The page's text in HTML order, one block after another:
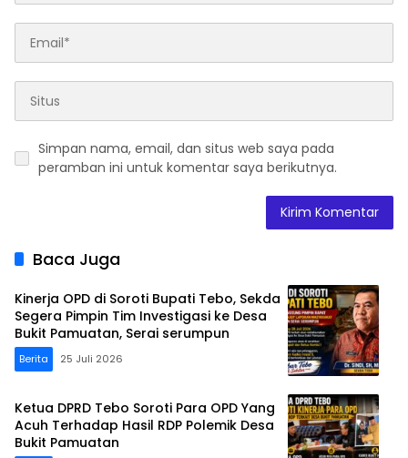
Simpan nama, email, dan situs web saya pada
peramban ini untuk komentar saya berikutnya.
Baca Juga
Kinerja OPD di Soroti Bupati Tebo, Sekda
Segera Pimpin Tim Investigasi ke Desa
Bukit Pamuatan, Serai serumpun
Berita 25 Juli 2026
Ketua DPRD Tebo Soroti Para OPD Yang
Acuh Terhadap Hasil RDP Polemik Desa
Bukit Pamuatan